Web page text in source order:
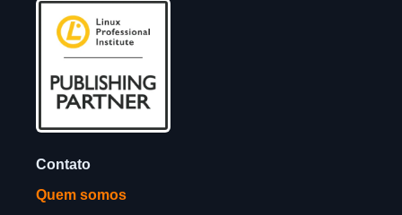
Contato
Quem somos